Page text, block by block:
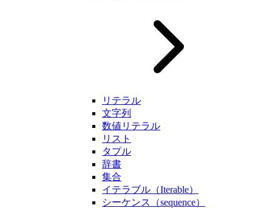
リテラル
文字列
数値リテラル
リスト
タプル
辞書
集合
イテラブル（Iterable）
シーケンス（sequence）